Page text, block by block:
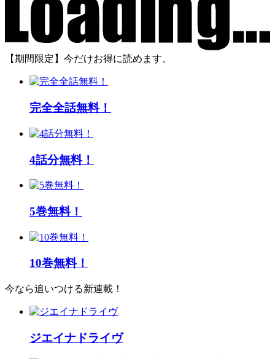
【期間限定】今だけお得に読めます。
完全全話無料！
4話分無料！
5巻無料！
10巻無料！
今なら追いつける新連載！
ジエイナドライヴ